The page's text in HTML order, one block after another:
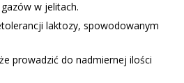
w jelitach.
laktozy, spowodowanym
prowadzić do nadmiernej ilości